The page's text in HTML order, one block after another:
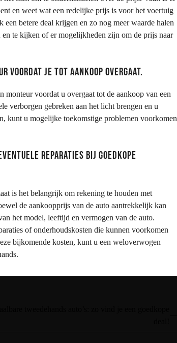
en weet wat een redelijke prijs is voor het voertuig
betere deal krijgen en zo nog meer waarde halen
te kijken of er mogelijkheden zijn om de prijs naar
voordat je tot aankoop overgaat.
voordat u overgaat tot de aankoop van een
verborgen gebreken aan het licht brengen en u
kunt u mogelijke toekomstige problemen voorkomen
reparaties bij goedkope
is het belangrijk om rekening te houden met
de aankoopprijs van de auto aantrekkelijk kan
het model, leeftijd en vermogen van de auto.
of onderhoudskosten die kunnen voorkomen
bijkomende kosten, kunt u een weloverwogen